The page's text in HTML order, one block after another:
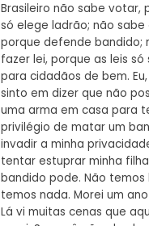
Brasileiro não sabe votar,
só elege ladrão; não sabe
porque defende bandido;
fazer lei, porque as leis só
para cidadãos de bem.
sinto em dizer que não
uma arma em casa para
privilégio de matar um
invadir a minha
tentar estuprar minha
bandido pode. Não temos
temos nada. Morei um ano
Lá vi muitas cenas que